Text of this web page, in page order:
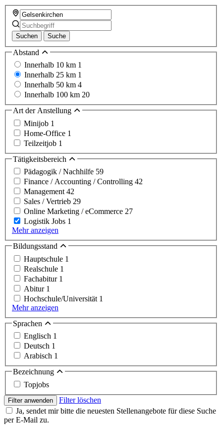
Suchen Suche
Abstand
Innerhalb 10 km 1
Innerhalb 25 km 1
Innerhalb 50 km 4
Innerhalb 100 km 20
Art der Anstellung
Minijob 1
Home-Office 1
Teilzeitjob 1
Tätigkeitsbereich
Pädagogik / Nachhilfe 59
Finance / Accounting / Controlling 42
Management 42
Sales / Vertrieb 29
Online Marketing / eCommerce 27
Logistik Jobs 1
Mehr anzeigen
Bildungsstand
Hauptschule 1
Realschule 1
Fachabitur 1
Abitur 1
Hochschule/Universität 1
Mehr anzeigen
Sprachen
Englisch 1
Deutsch 1
Arabisch 1
Bezeichnung
Topjobs
Filter anwenden
Filter löschen
Ja, sendet mir bitte die neuesten Stellenangebote für diese Suche
per E-Mail zu.